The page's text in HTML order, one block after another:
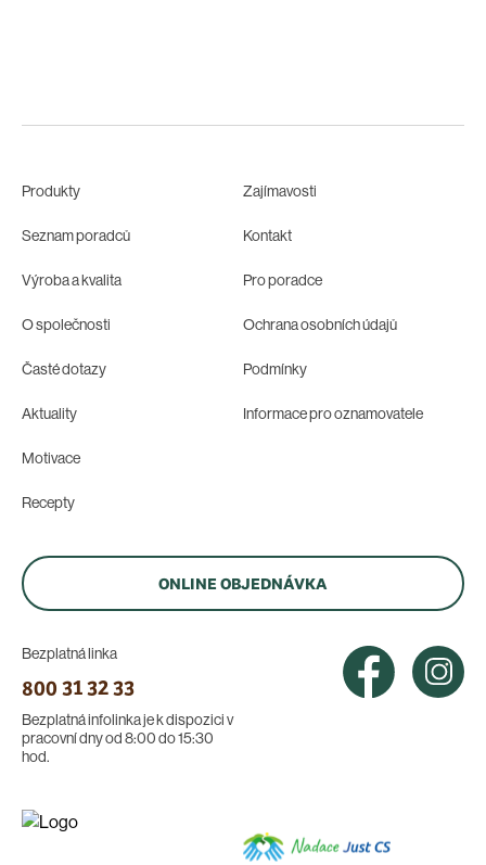
Produkty
Seznam poradců
Výroba a kvalita
O společnosti
Časté dotazy
Aktuality
Motivace
Recepty
Zajímavosti
Kontakt
Pro poradce
Ochrana osobních údajů
Podmínky
Informace pro oznamovatele
ONLINE OBJEDNÁVKA
Bezplatná linka
800 31 32 33
Bezplatná infolinka je k dispozici v
pracovní dny od 8:00 do 15:30
hod.